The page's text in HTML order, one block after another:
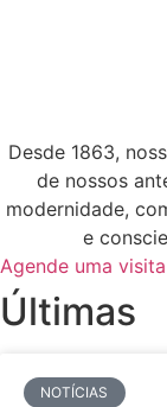
Desde 1863,
de nossos
modernidade,
e
Agende uma visita
Últimas
NOTÍCIAS